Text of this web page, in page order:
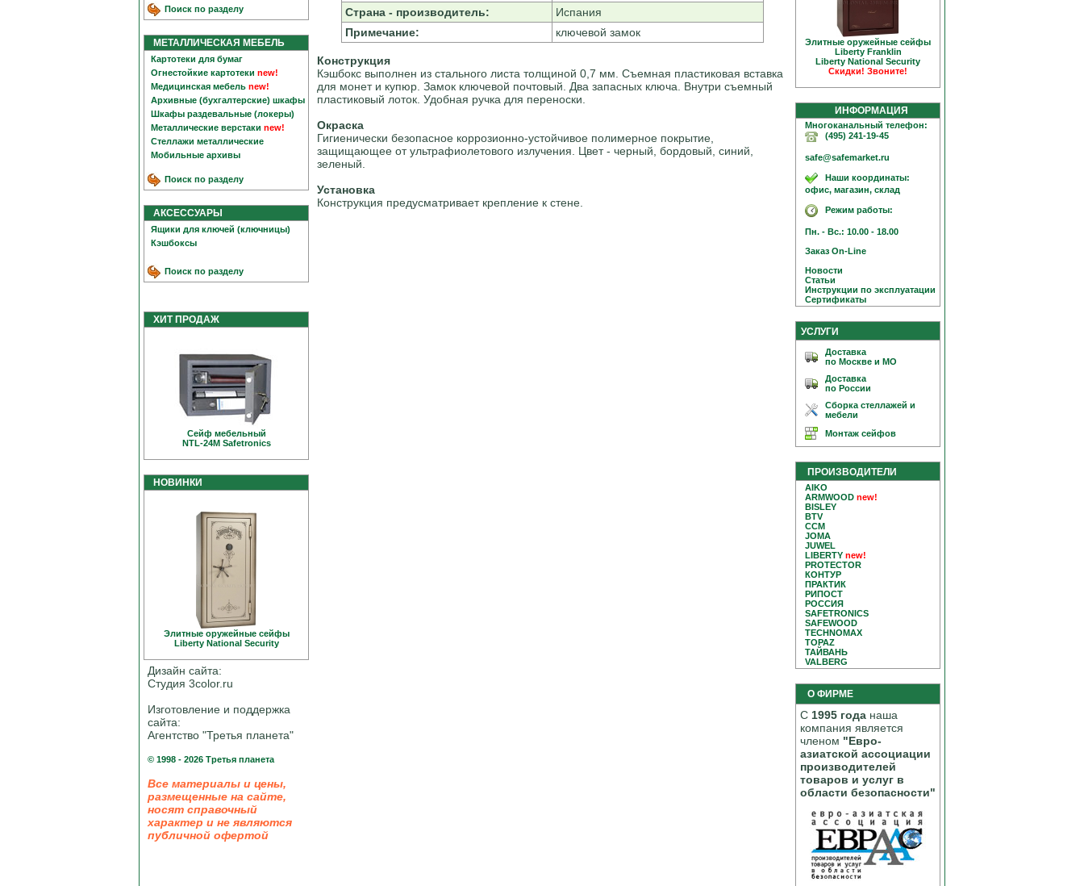
Поиск по разделу
МЕТАЛЛИЧЕСКАЯ МЕБЕЛЬ
Картотеки для бумаг
Огнестойкие картотеки new!
Медицинская мебель new!
Архивные (бухгалтерские) шкафы
Шкафы раздевальные (локеры)
Металлические верстаки new!
Стеллажи металлические
Мобильные архивы
Поиск по разделу
АКСЕССУАРЫ
Ящики для ключей (ключницы)
Кэшбоксы
Поиск по разделу
ХИТ ПРОДАЖ
Сейф мебельный
NTL-24M Safetronics
НОВИНКИ
Элитные оружейные сейфы
Liberty National Security
Дизайн сайта:
Студия 3color.ru
Изготовление и поддержка
сайта:
Агентство "Третья планета"
© 1998 - 2026 Третья планета
Все материалы и цены,
размещенные на сайте,
носят справочный
характер и не являются
публичной офертой
Страна - производитель:
Испания
Примечание:
ключевой замок
Конструкция
Кэшбокс выполнен из стального листа толщиной 0,7 мм. Съемная пластиковая вставка
для монет и купюр. Замок ключевой почтовый. Два запасных ключа. Внутри съемный
пластиковый лоток. Удобная ручка для переноски.
Окраска
Гигиенически безопасное коррозионно-устойчивое полимерное покрытие,
защищающее от ультрафиолетового излучения. Цвет - черный, бордовый, синий,
зеленый.
Установка
Конструкция предусматривает крепление к стене.
Элитные оружейные сейфы
Liberty Franklin
Liberty National Security
Скидки! Звоните!
ИНФОРМАЦИЯ
Многоканальный телефон:
(495) 241-19-45
safe@safemarket.ru
Наши координаты:
офис, магазин, склад
Режим работы:
Пн. - Вс.: 10.00 - 18.00
Заказ On-Line
Новости
Статьи
Инструкции по эксплуатации
Сертификаты
УСЛУГИ
Доставка
по Москве и МО
Доставка
по России
Сборка стеллажей и
мебели
Монтаж сейфов
ПРОИЗВОДИТЕЛИ
AIKO
ARMWOOD new!
BISLEY
BTV
CCM
JOMA
JUWEL
LIBERTY new!
PROTECTOR
КОНТУР
ПРАКТИК
РИПОСТ
РОССИЯ
SAFETRONICS
SAFEWOOD
TECHNOMAX
TOPAZ
ТАЙВАНЬ
VALBERG
О ФИРМЕ
С 1995 года наша
компания является
членом "Евро-
азиатской ассоциации
производителей
товаров и услуг в
области безопасности"